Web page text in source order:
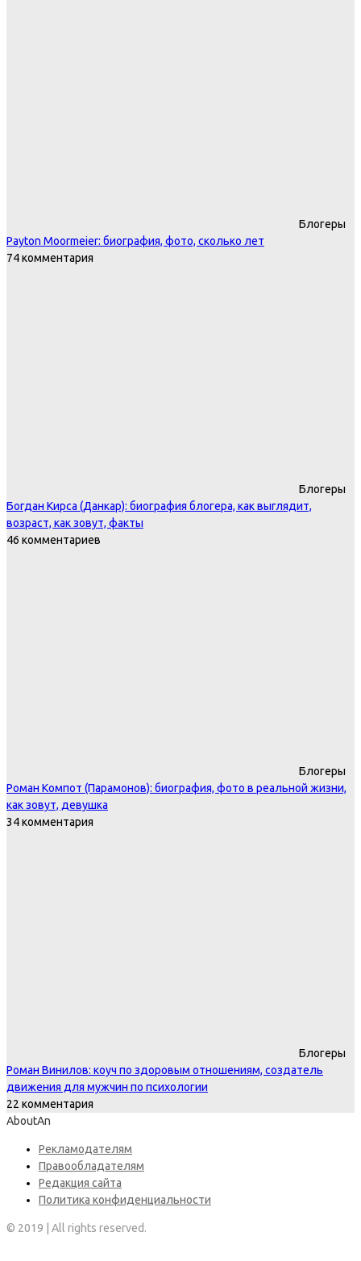
Блогеры
Payton Moormeier: биография, фото, сколько лет
74 комментария
Блогеры
Богдан Кирса (Данкар): биография блогера, как выглядит,
возраст, как зовут, факты
46 комментариев
Блогеры
Роман Компот (Парамонов): биография, фото в реальной жизни,
как зовут, девушка
34 комментария
Блогеры
Роман Винилов: коуч по здоровым отношениям, создатель
движения для мужчин по психологии
22 комментария
AboutAn
Рекламодателям
Правообладателям
Редакция сайта
Политика конфиденциальности
© 2019 | All rights reserved.